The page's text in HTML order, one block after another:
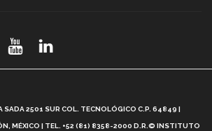
es el Modelo Educativo Tec? (video)
SADA 2501 SUR COL. TECNOLÓGICO C.P. 64849 |
MÉXICO | TEL. +52 (81) 8358-2000 D.R.© INSTITUTO